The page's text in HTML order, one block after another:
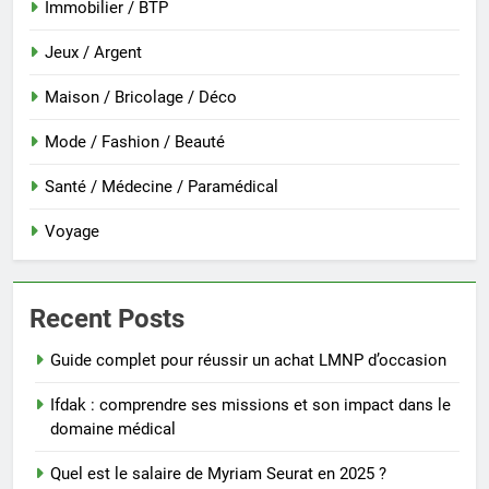
Immobilier / BTP
Jeux / Argent
Maison / Bricolage / Déco
Mode / Fashion / Beauté
Santé / Médecine / Paramédical
Voyage
Recent Posts
Guide complet pour réussir un achat LMNP d’occasion
Ifdak : comprendre ses missions et son impact dans le
domaine médical
Quel est le salaire de Myriam Seurat en 2025 ?